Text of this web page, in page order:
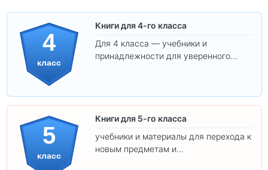
4
класс
Книги для 4-го класса
Для 4 класса — учебники и
принадлежности для уверенного
5
класс
Книги для 5-го класса
учебники и материалы для перехода к
новым предметам и